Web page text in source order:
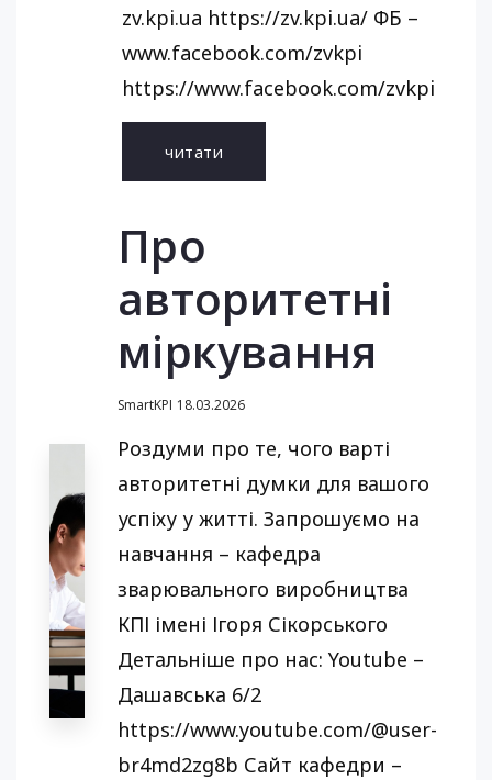
zv.kpi.ua https://zv.kpi.ua/ ФБ –
www.facebook.com/zvkpi
https://www.facebook.com/zvkpi
читати
Про
авторитетні
міркування
SmartKPI 18.03.2026
Роздуми про те, чого варті
авторитетні думки для вашого
успіху у житті. Запрошуємо на
навчання – кафедра
зварювального виробництва
КПІ імені Ігоря Сікорського
Детальніше про нас: Youtube –
Дашавська 6/2
https://www.youtube.com/@user-
br4md2zg8b Сайт кафедри –